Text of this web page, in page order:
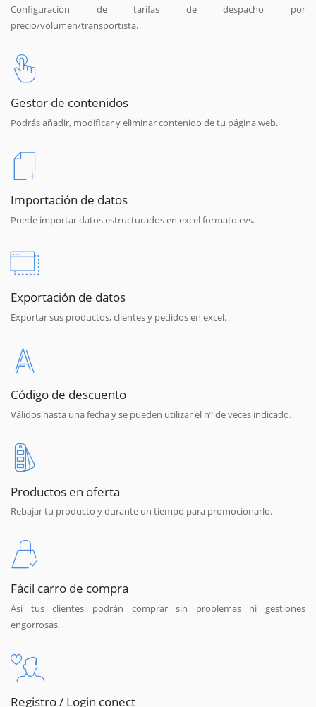
Configuración de tarifas de despacho por
precio/volumen/transportista.
Gestor de contenidos
Podrás añadir, modificar y eliminar contenido de tu página web.
Importación de datos
Puede importar datos estructurados en excel formato cvs.
Exportación de datos
Exportar sus productos, clientes y pedidos en excel.
Código de descuento
Válidos hasta una fecha y se pueden utilizar el nº de veces indicado.
Productos en oferta
Rebajar tu producto y durante un tiempo para promocionarlo.
Fácil carro de compra
Así tus clientes podrán comprar sin problemas ni gestiones
engorrosas.
Registro / Login conect